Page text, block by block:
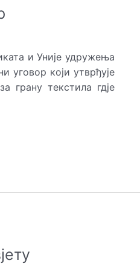
и Уније удружења
уговор који утврђује
текстила гдје